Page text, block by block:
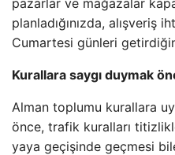
pazarlar ve mağazalar
planladığınızda, alışveriş
Cumartesi günleri
Kurallara saygı duymak
Alman toplumu kurallara
önce, trafik kuralları titizlikle
yaya geçişinde geçmesi